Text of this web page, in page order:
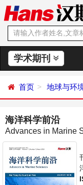
学术期刊
首页 地球与环
海洋科学前沿
Advances in Marine